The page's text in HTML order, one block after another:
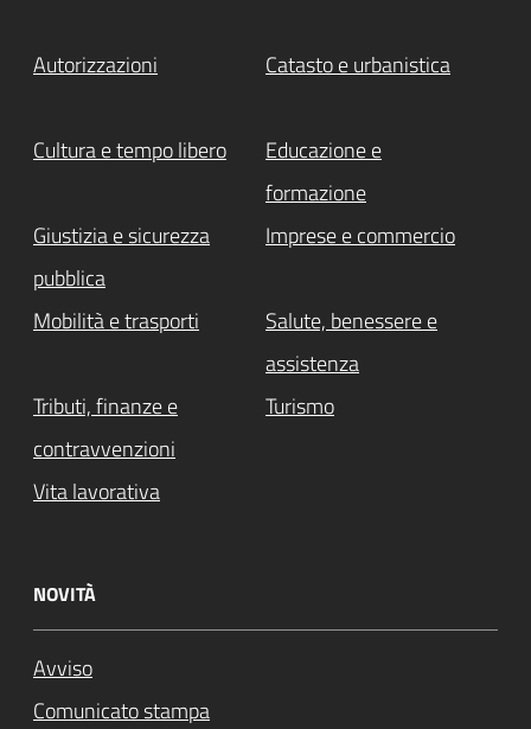
Autorizzazioni Catasto e urbanistica
Cultura e tempo libero
Educazione e
formazione
Giustizia e sicurezza
pubblica
Imprese e commercio
Mobilità e trasporti
Salute, benessere e
assistenza
Tributi, finanze e
contravvenzioni
Turismo
Vita lavorativa
NOVITÀ
Avviso
Comunicato stampa